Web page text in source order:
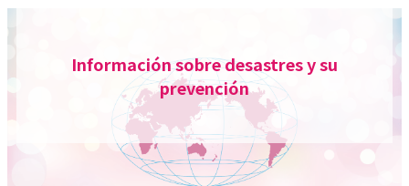
Información sobre desastres y su
prevención